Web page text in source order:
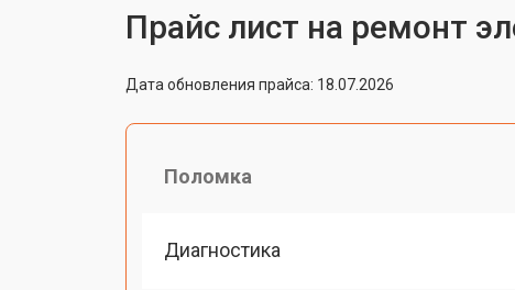
Прайс лист на ремонт
Дата обновления прайса: 18.07.2026
Поломка
Диагностика